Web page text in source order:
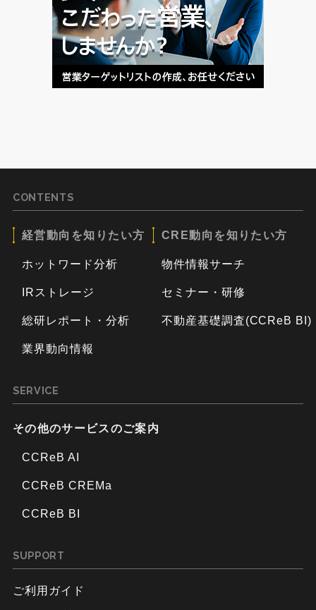
CONTENTS
経営動向を知りたい方
ホットワード分析
IRストレージ
総研レポート・分析
業界動向情報
CRE動向を知りたい方
物件情報サーチ
セミナー・研修
不動産基礎調査(CCReB BI)
SERVICE
その他のサービスのご案内
CCReB AI
CCReB CREMa
CCReB BI
SUPPORT
ご利用ガイド